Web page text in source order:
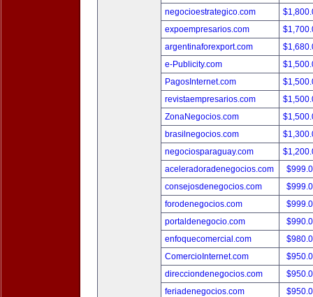
negocioestrategico.com
expoempresarios.com
argentinaforexport.com
e-Publicity.com
PagosInternet.com
revistaempresarios.com
ZonaNegocios.com
brasilnegocios.com
negociosparaguay.com
aceleradoradenegocios.com
consejosdenegocios.com
forodenegocios.com
portaldenegocio.com
enfoquecomercial.com
ComercioInternet.com
direcciondenegocios.com
feriadenegocios.com